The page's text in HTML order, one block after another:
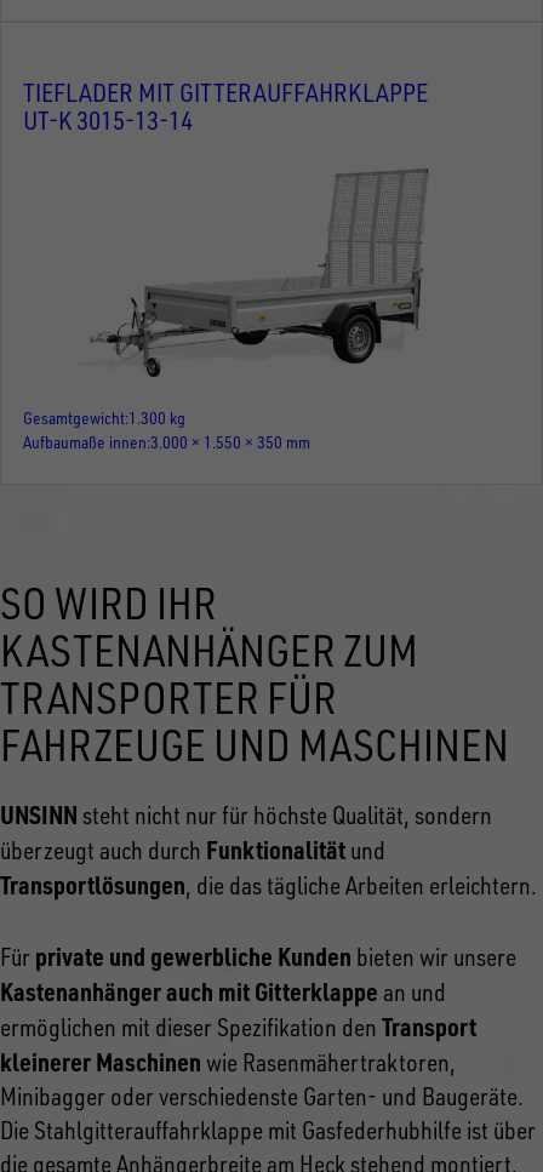
TIEFLADER MIT GITTERAUFFAHRKLAPPE
UT-K 3015-13-14
Gesamtgewicht 1.300 kg
Aufbaumaße innen 3.000 × 1.550 × 350 mm
SO WIRD IHR
KASTENANHÄNGER ZUM
TRANSPORTER FÜR
FAHRZEUGE UND MASCHINEN
UNSINN steht nicht nur für höchste Qualität, sondern
überzeugt auch durch Funktionalität und
Transportlösungen, die das tägliche Arbeiten erleichtern.
Für private und gewerbliche Kunden bieten wir unsere
Kastenanhänger auch mit Gitterklappe an und
ermöglichen mit dieser Spezifikation den Transport
kleinerer Maschinen wie Rasenmähertraktoren,
Minibagger oder verschiedenste Garten- und Baugeräte.
Die Stahlgitterauffahrklappe mit Gasfederhubhilfe ist über
die gesamte Anhängerbreite am Heck stehend montiert.